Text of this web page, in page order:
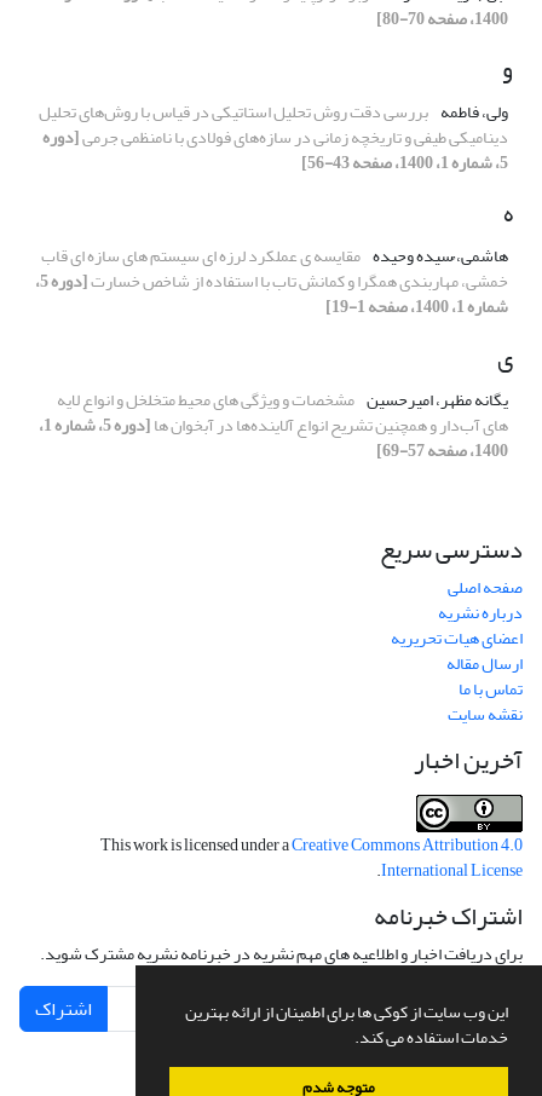
این وب سایت از کوکی ها برای اطمینان از ارائه بهترین
خدمات استفاده می کند.
متوجه شدم
1400، صفحه 70-80]
و
ولی، فاطمه بررسی دقت روش تحلیل استاتیکی در قیاس با روش‌های تحلیل
دینامیکی طیفی و تاریخچه زمانی در سازه‌های فولادی با نامنظمی جرمی[دوره
5، شماره 1، 1400، صفحه 43-56]
ه
هاشمی، ُسیده وحیده مقایسه ی عملکرد لرزه ای سیستم های سازه ای قاب
خمشی، مهاربندی همگرا و کمانش تاب با استفاده از شاخص خسارت [دوره 5،
شماره 1، 1400، صفحه 1-19]
ی
یگانه مظهر، امیرحسین مشخصات و ویژگی های محیط متخلخل و انواع لایه
های آب‌دار و همچنین تشریح انواع آلاینده‌ها در آبخوان ها [دوره 5، شماره 1،
1400، صفحه 57-69]
دسترسی سریع
صفحه اصلی
درباره نشریه
اعضای هیات تحریریه
ارسال مقاله
تماس با ما
نقشه سایت
آخرین اخبار
This work is licensed under aCreative Commons Attribution 4.0
International License
.
اشتراک خبرنامه
برای دریافت اخبار و اطلاعیه های مهم نشریه در خبرنامه نشریه مشترک شوید.
اشتراک